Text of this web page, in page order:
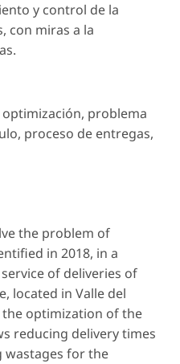
y control de la
con miras a la
optimización, problema
, proceso de entregas,
the problem of
in 2018, in a
of deliveries of
located in Valle del
the optimization of the
reducing delivery times
wastages for the